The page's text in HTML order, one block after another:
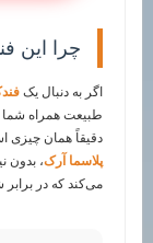
چرا این
اگر به دنبال یک
طبیعت همراه شما
دقیقاً همان چیزی
پلاسما آرک، بدون
می‌کند که در برابر